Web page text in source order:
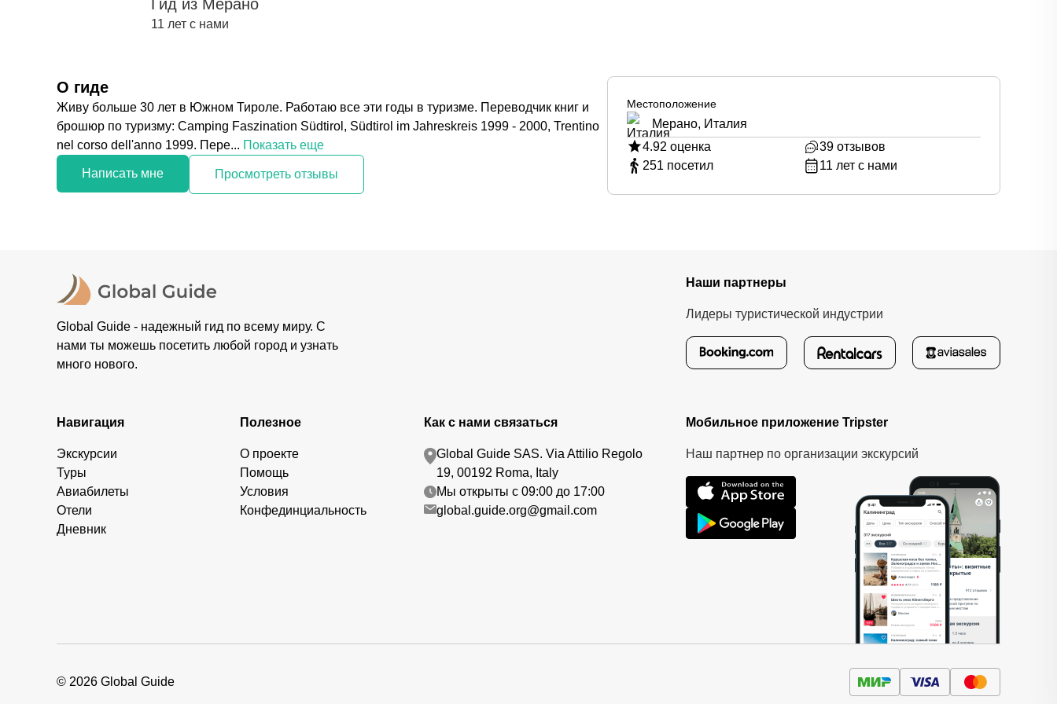
Гид из Мерано
11 лет с нами
О гиде
Живу больше 30 лет в Южном Тироле. Работаю все эти годы в туризме. Переводчик книг и
брошюр по туризму: Camping Faszination Südtirol, Südtirol im Jahreskreis 1999 - 2000, Trentino
nel corso dell'anno 1999. Пере... Показать еще
Написать мне Просмотреть отзывы
Местоположение
Мерано, Италия
4.92 оценка 39 отзывов
251 посетил 11 лет с нами
Global Guide - надежный гид по всему миру. С
нами ты можешь посетить любой город и узнать
много нового.
Наши партнеры
Лидеры туристической индустрии
Навигация
Экскурсии
Туры
Авиабилеты
Отели
Дневник
Полезное
О проекте
Помощь
Условия
Конфединциальность
Как с нами связаться
Global Guide SAS. Via Attilio Regolo
19, 00192 Roma, Italy
Мы открыты с 09:00 до 17:00
global.guide.org@gmail.com
Мобильное приложение Tripster
Наш партнер по организации экскурсий
© 2026 Global Guide